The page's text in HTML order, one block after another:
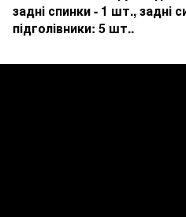
задні спинки - 1 шт., задні
підголівники: 5 шт..